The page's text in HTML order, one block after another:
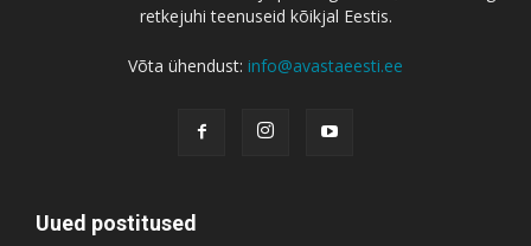
retkejuhi teenuseid kõikjal Eestis.
Võta ühendust: info@avastaeesti.ee
Uued postitused